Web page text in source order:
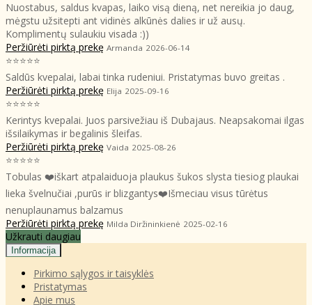
Nuostabus, saldus kvapas, laiko visą dieną, net nereikia jo daug,
mėgstu užsitepti ant vidinės alkūnės dalies ir už ausų.
Komplimentų sulaukiu visada :))
Peržiūrėti pirktą prekę Armanda 2026-06-14
⭐⭐⭐⭐⭐
Saldūs kvepalai, labai tinka rudeniui. Pristatymas buvo greitas .
Peržiūrėti pirktą prekę Elija 2025-09-16
⭐⭐⭐⭐⭐
Kerintys kvepalai. Juos parsivežiau iš Dubajaus. Neapsakomai ilgas
išsilaikymas ir begalinis šleifas.
Peržiūrėti pirktą prekę Vaida 2025-08-26
⭐⭐⭐⭐⭐
Tobulas ❤️iškart atpalaiduoja plaukus šukos slysta tiesiog plaukai
lieka švelnučiai ,purūs ir blizgantys❤️Išmeciau visus tūrėtus
nenuplaunamus balzamus
Peržiūrėti pirktą prekę Milda Diržininkienė 2025-02-16
Užkrauti daugiau
Informacija
Pirkimo sąlygos ir taisyklės
Pristatymas
Apie mus